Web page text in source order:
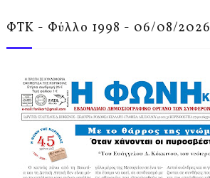
ΦΤΚ - Φύλλο 1998 - 06/08/2026